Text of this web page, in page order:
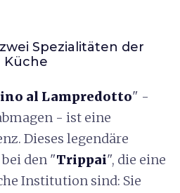
Spezialitäten der
Küche
al Lampredotto" -
- ist eine
Dieses legendäre
den "Trippai", die eine
Institution sind: Sie